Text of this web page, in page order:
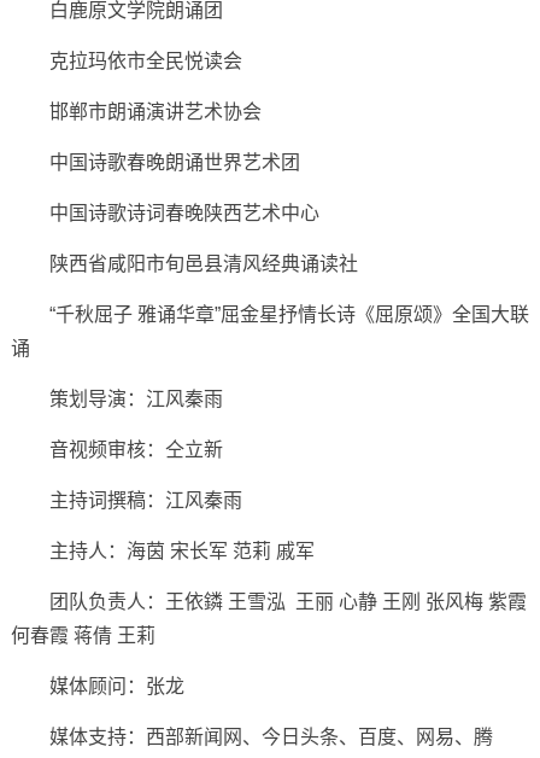
白鹿原文学院朗诵团
克拉玛依市全民悦读会
邯郸市朗诵演讲艺术协会
中国诗歌春晚朗诵世界艺术团
中国诗歌诗词春晚陕西艺术中心
陕西省咸阳市旬邑县清风经典诵读社
“千秋屈子 雅诵华章”屈金星抒情长诗《屈原颂》全国大联
诵
策划导演：江风秦雨
音视频审核：仝立新
主持词撰稿：江风秦雨
主持人：海茵 宋长军 范莉 戚军
团队负责人：王依鏻 王雪泓 王丽 心静 王刚 张风梅 紫霞
何春霞 蒋倩 王莉
媒体顾问：张龙
媒体支持：西部新闻网、今日头条、百度、网易、腾